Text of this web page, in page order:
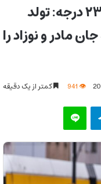
کلگری در سرمای منفی ۲۳ درجه: تولد
مادر و نوزاد را
کمتر از یک دقیقه
تلگرام لاین